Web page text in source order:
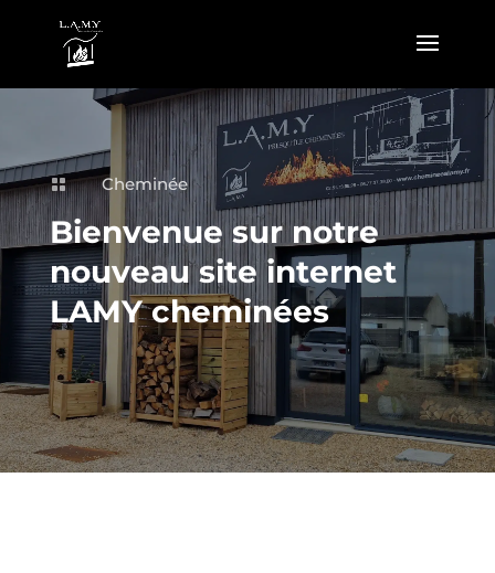
 Cheminée
Bienvenue sur notre
nouveau site internet
LAMY cheminées